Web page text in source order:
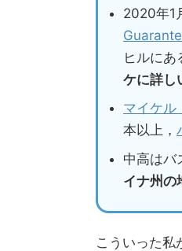
2020年1
ヒルにあ
ケに詳し
マイケル
本以上，
中高はバ
イナ州の
こういった私